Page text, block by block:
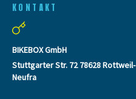
KONTAKT
BIKEBOX GmbH
Stuttgarter Str. 72 78628 Rottweil-
Neufra